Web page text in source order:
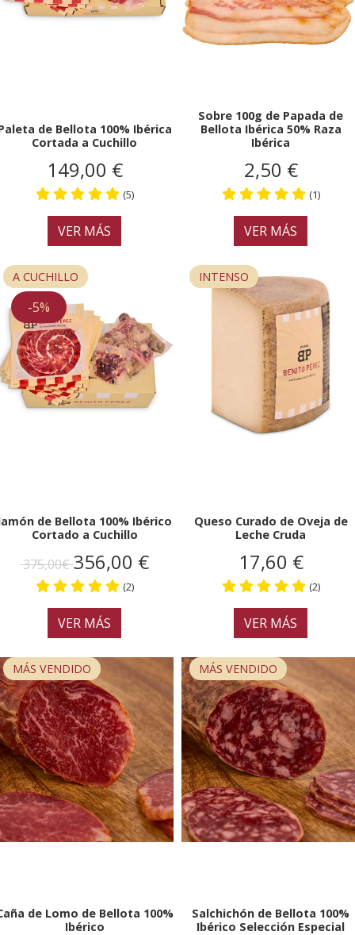
de Bellota 100% Ibérica
Cortada a Cuchillo
149,00 €
(5)
VER MÁS
Sobre 100g de Papada de
Bellota Ibérica 50% Raza
Ibérica
2,50 €
(1)
VER MÁS
A CUCHILLO
-5%
de Bellota 100% Ibérico
Cortado a Cuchillo
375,00€356,00 €
(2)
VER MÁS
INTENSO
Queso Curado de Oveja de
Leche Cruda
17,60 €
(2)
VER MÁS
MÁS VENDIDO
de Lomo de Bellota 100%
Ibérico
MÁS VENDIDO
Salchichón de Bellota 100%
Ibérico Selección Especial